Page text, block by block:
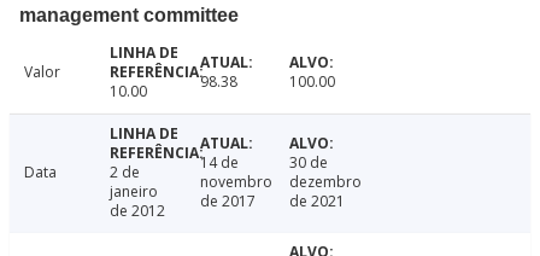
management committee
Valor
10.00
98.38 100.00
Data
2 de
janeiro
de 2012
14 de
novembro
de 2017
30 de
dezembro
de 2021